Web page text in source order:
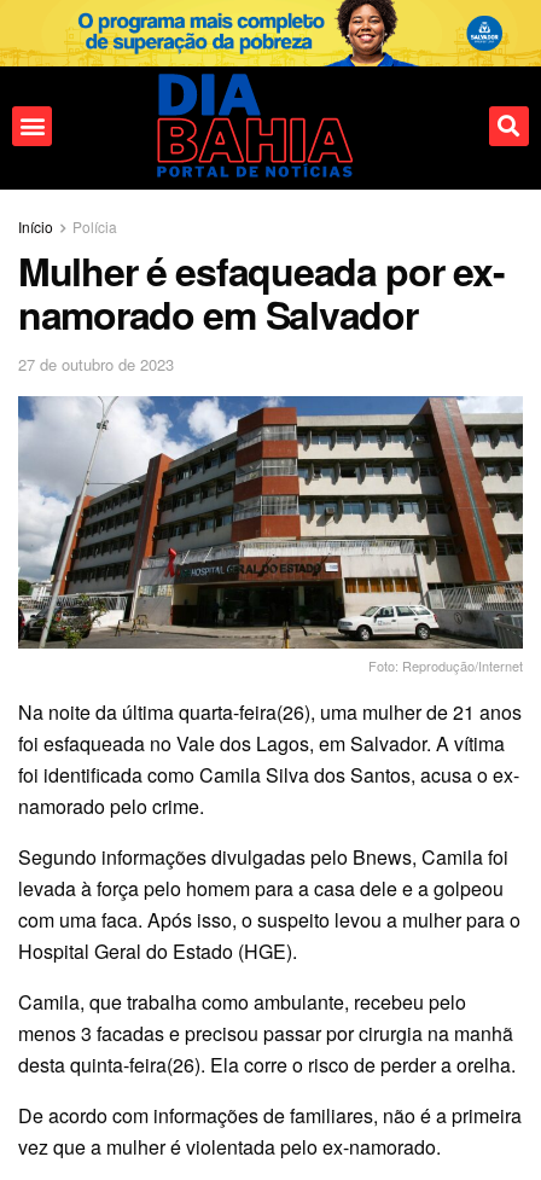
Início Polícia
Mulher é esfaqueada por ex-
namorado em Salvador
27 de outubro de 2023
Foto: Reprodução/Internet
Na noite da última quarta-feira(26), uma mulher de 21 anos
foi esfaqueada no Vale dos Lagos, em Salvador. A vítima
foi identificada como Camila Silva dos Santos, acusa o ex-
namorado pelo crime.
Segundo informações divulgadas pelo Bnews, Camila foi
levada à força pelo homem para a casa dele e a golpeou
com uma faca. Após isso, o suspeito levou a mulher para o
Hospital Geral do Estado (HGE).
Camila, que trabalha como ambulante, recebeu pelo
menos 3 facadas e precisou passar por cirurgia na manhã
desta quinta-feira(26). Ela corre o risco de perder a orelha.
De acordo com informações de familiares, não é a primeira
vez que a mulher é violentada pelo ex-namorado.